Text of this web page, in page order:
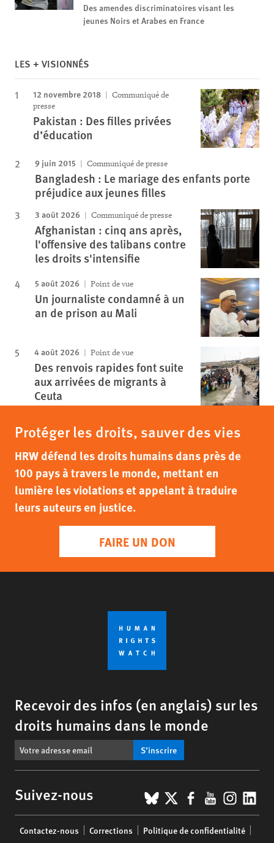
Des amendes discriminatoires visant les
jeunes Noirs et Arabes en France
LES + VISIONNÉS
12 novembre 2018
Communiqué de
presse
Pakistan : Des filles privées
d’éducation
9 juin 2015 Communiqué de presse
Bangladesh : Le mariage des enfants porte
préjudice aux jeunes filles
3 août 2026 Communiqué de presse
Afghanistan : cinq ans après,
l'offensive des talibans contre
les droits s'intensifie
5 août 2026 Point de vue
Un journaliste condamné à un
an de prison au Mali
4 août 2026 Point de vue
Des renvois rapides font suite
aux arrivées de migrants à
Ceuta
Protéger les droits, sauver des vies
HRW défend les droits humains dans près de
100 pays à travers le monde, mettant en
lumière les violations et appelant à traduire
leurs auteurs en justice.
FAIRE UN DON
Recevoir des infos (en anglais) sur les
droits humains dans le monde
S’inscrire
Suivez-nous BlueSky
X Facebook
YouTube
menu
Contactez-nous Corrections Politique de confidentialité